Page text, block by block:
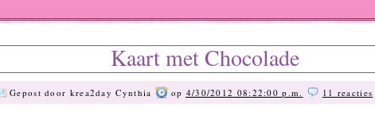
Kaart met Chocolade
Gepost door krea2day Cynthia op 4/30/2012 08:22:00 p.m. 11 reacties